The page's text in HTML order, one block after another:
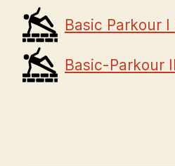
Basic Parkour
Basic-Parkour